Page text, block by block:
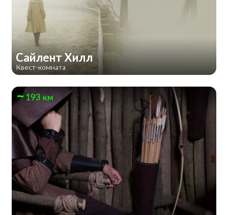
Сайлент Хилл
Квест-комната
193 км